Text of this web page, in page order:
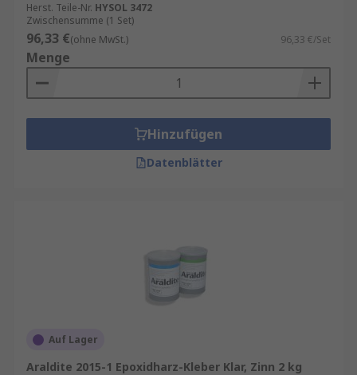
Herst. Teile-Nr. HYSOL 3472
Zwischensumme (1 Set)
96,33 €(ohne MwSt.) 96,33 €/Set
Menge
Hinzufügen
Datenblätter
Auf Lager
Araldite 2015-1 Epoxidharz-Kleber Klar, Zinn 2 kg